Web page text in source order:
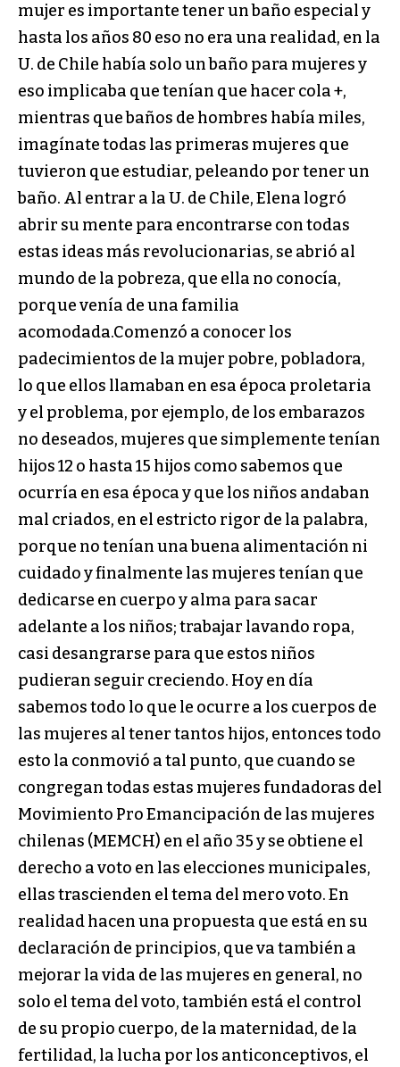
mujer es importante tener un baño especial y
hasta los años 80 eso no era una realidad, en la
U. de Chile había solo un baño para mujeres y
eso implicaba que tenían que hacer cola +,
mientras que baños de hombres había miles,
imagínate todas las primeras mujeres que
tuvieron que estudiar, peleando por tener un
baño. Al entrar a la U. de Chile, Elena logró
abrir su mente para encontrarse con todas
estas ideas más revolucionarias, se abrió al
mundo de la pobreza, que ella no conocía,
porque venía de una familia
acomodada.Comenzó a conocer los
padecimientos de la mujer pobre, pobladora,
lo que ellos llamaban en esa época proletaria
y el problema, por ejemplo, de los embarazos
no deseados, mujeres que simplemente tenían
hijos 12 o hasta 15 hijos como sabemos que
ocurría en esa época y que los niños andaban
mal criados, en el estricto rigor de la palabra,
porque no tenían una buena alimentación ni
cuidado y finalmente las mujeres tenían que
dedicarse en cuerpo y alma para sacar
adelante a los niños; trabajar lavando ropa,
casi desangrarse para que estos niños
pudieran seguir creciendo. Hoy en día
sabemos todo lo que le ocurre a los cuerpos de
las mujeres al tener tantos hijos, entonces todo
esto la conmovió a tal punto, que cuando se
congregan todas estas mujeres fundadoras del
Movimiento Pro Emancipación de las mujeres
chilenas (MEMCH) en el año 35 y se obtiene el
derecho a voto en las elecciones municipales,
ellas trascienden el tema del mero voto. En
realidad hacen una propuesta que está en su
declaración de principios, que va también a
mejorar la vida de las mujeres en general, no
solo el tema del voto, también está el control
de su propio cuerpo, de la maternidad, de la
fertilidad, la lucha por los anticonceptivos, el